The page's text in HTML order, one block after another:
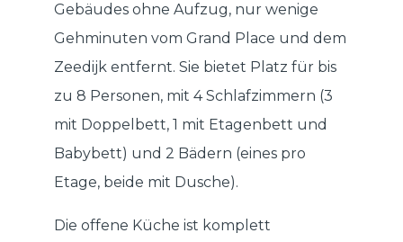
Gebäudes ohne Aufzug, nur wenige
Gehminuten vom Grand Place und dem
Zeedijk entfernt. Sie bietet Platz für bis
zu 8 Personen, mit 4 Schlafzimmern (3
mit Doppelbett, 1 mit Etagenbett und
Babybett) und 2 Bädern (eines pro
Etage, beide mit Dusche).
Die offene Küche ist komplett